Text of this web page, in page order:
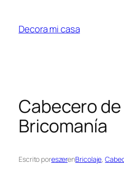
contenido
Decora mi casa
Cabecero
Bricomanía
Escrito poreszerenBricolaje,